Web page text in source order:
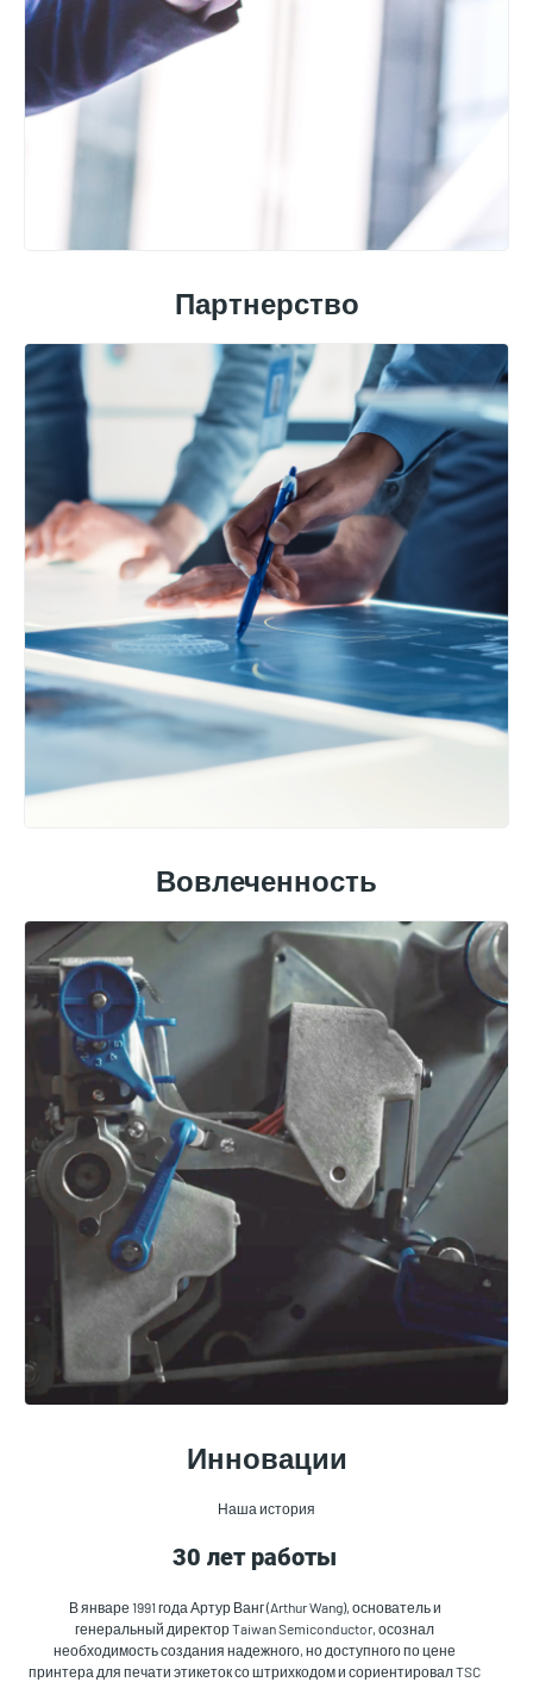
Партнерство
Вовлеченность
Инновации
Наша история
30 лет работы
В январе 1991 года Артур Ванг (Arthur Wang), основатель и
генеральный директор Taiwan Semiconductor, осознал
необходимость создания надежного, но доступного по цене
принтера для печати этикеток со штрихкодом и сориентировал TSC